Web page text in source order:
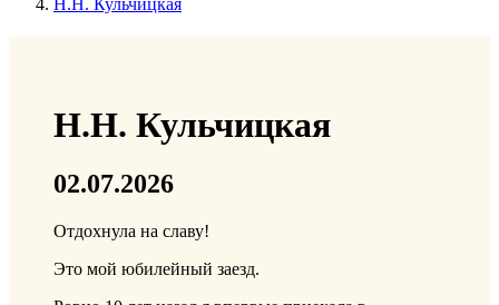
Н.Н. Кульчицкая
02.07.2026
Отдохнула на славу!
Это мой юбилейный заезд.